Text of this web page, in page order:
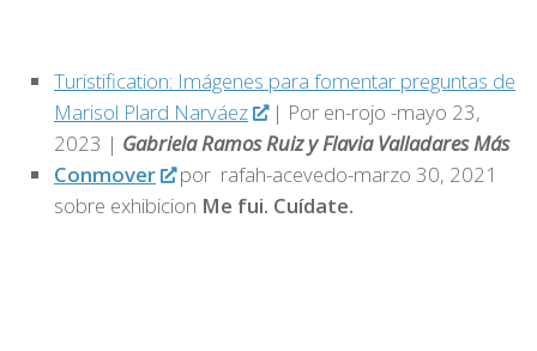
Turistification: Imágenes para fomentar preguntas de
Marisol Plard Narváez
| Por en-rojo -mayo 23,
2023 | Gabriela Ramos Ruiz y Flavia Valladares Más
Conmover
por rafah-acevedo-marzo 30, 2021
sobre exhibicion Me fui. Cuídate.